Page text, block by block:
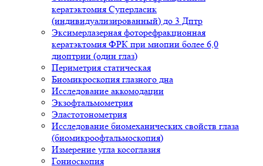
кератэктомия Суперласик
(индивидуализированный) до 3 Дптр
Эксимерлазерная фоторефракционная
кератэктомия ФРК при миопии более 6,0
диоптрии (один глаз)
Периметрия статическая
Биомикроскопия глазного дна
Исследование аккомодации
Экзофтальмометрия
Эластотонометрия
Исследование биомеханических свойств глаза
(биомикроофтальмоскопия)
Измерение угла косоглазия
Гониоскопия